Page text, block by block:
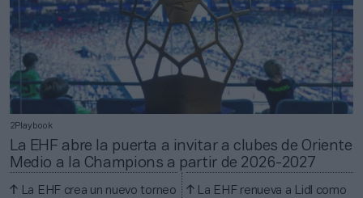
2Playbook
La EHF abre la puerta a invitar a clubes de Oriente
Medio a la Champions a partir de 2026-2027
La EHF crea un nuevo torneo
La EHF renueva a Lidl como